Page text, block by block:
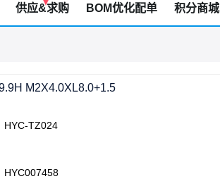
供应&求购 BOM优化配单 积分商城
M2X4.0XL8.0+1.5
HYC-TZ024
HYC007458